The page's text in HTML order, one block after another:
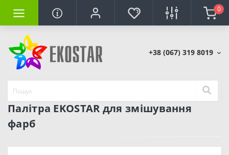
0
+38 (067) 319 8019
Палітра EKOSTAR для змішування
фарб